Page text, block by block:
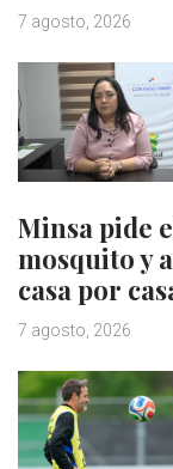
7 agosto, 2026
Minsa pide
mosquito y
casa por
7 agosto, 2026